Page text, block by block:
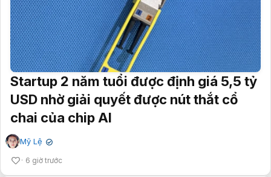
Startup 2 năm tuổi được định giá 5,5 tỷ
USD nhờ giải quyết được nút thắt cổ
chai của chip AI
Mỹ Lệ ✔
6 giờ trước